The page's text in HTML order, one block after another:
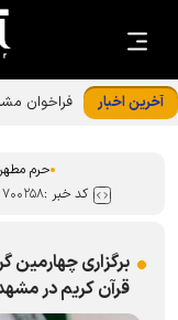
آخرین اخبار
فراخوان
حرم
کد خبر :۷۰۰۲۵۸
برگزاری
قرآن کریم در